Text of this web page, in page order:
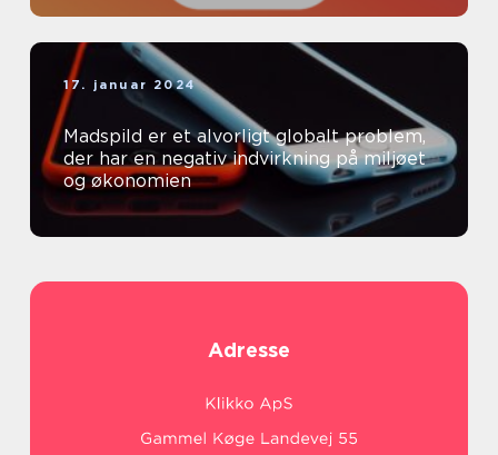
17. januar 2024
Madspild er et alvorligt globalt problem,
der har en negativ indvirkning på miljøet
og økonomien
Adresse